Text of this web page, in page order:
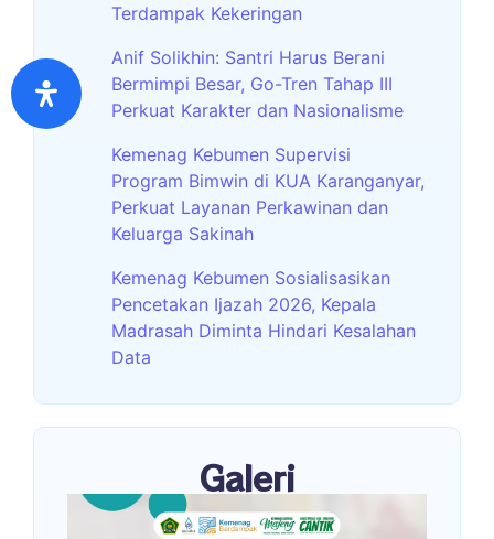
Terdampak Kekeringan
Anif Solikhin: Santri Harus Berani
Bermimpi Besar, Go-Tren Tahap III
Perkuat Karakter dan Nasionalisme
Kemenag Kebumen Supervisi
Program Bimwin di KUA Karanganyar,
Perkuat Layanan Perkawinan dan
Keluarga Sakinah
Kemenag Kebumen Sosialisasikan
Pencetakan Ijazah 2026, Kepala
Madrasah Diminta Hindari Kesalahan
Data
Galeri